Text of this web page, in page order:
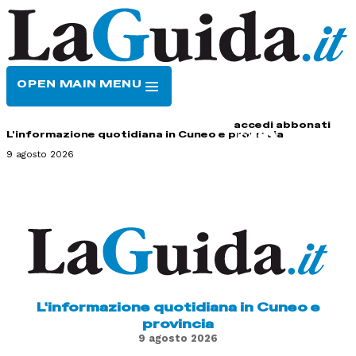
OPEN MAIN MENU
accedi abbonati
L'informazione quotidiana in Cuneo e provincia
9 agosto 2026
L'informazione quotidiana in Cuneo e
provincia
9 agosto 2026